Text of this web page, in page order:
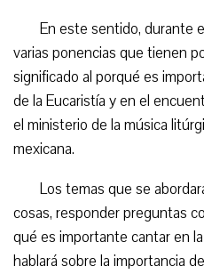
En este sentido, durante
varias ponencias que tienen
significado al porqué es
de la Eucaristía y en el
el ministerio de la música
mexicana.
Los temas que se
cosas, responder preguntas
qué es importante cantar en
hablará sobre la importancia